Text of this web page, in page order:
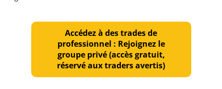
Accédez à des trades de
professionnel : Rejoignez le
groupe privé (accès gratuit,
réservé aux traders avertis)